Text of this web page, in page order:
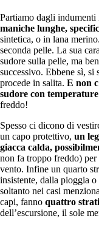
Partiamo dagli indumenti
maniche lunghe,
sintetica, o in lana
seconda pelle. La sua
sudore sulla pelle, ma
successivo. Ebbene sì, si
procede in salita. E non
sudore con
freddo!
Spesso ci dicono di
un capo protettivo, un
giacca calda,
non fa troppo freddo)
vento. Infine un quarto
insistente, dalla pioggia
soltanto nei casi
capi, fanno quattro strati
dell’escursione, il sole